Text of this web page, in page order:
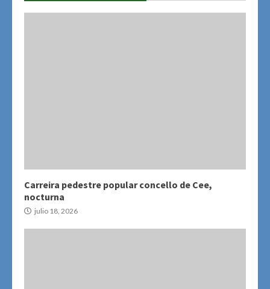
Carreira pedestre popular concello de Cee,
nocturna
julio 18, 2026